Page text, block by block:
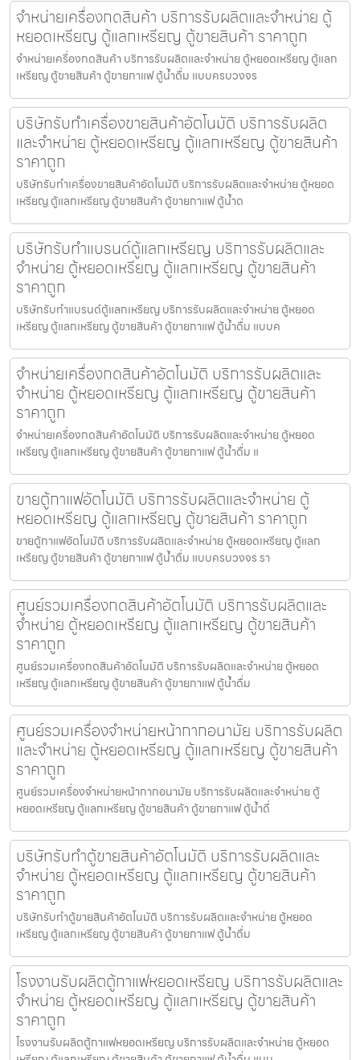
จำหน่ายเครื่องกดสินค้า บริการรับผลิตและจำหน่าย ตู้
หยอดเหรียญ ตู้แลกเหรียญ ตู้ขายสินค้า ราคาถูก
จำหน่ายเครื่องกดสินค้า บริการรับผลิตและจำหน่าย ตู้หยอดเหรียญ ตู้แลก
เหรียญ ตู้ขายสินค้า ตู้ขายกาแฟ ตู้น้ำดื่ม แบบครบวงจร
บริษัทรับทำเครื่องขายสินค้า​อัตโนมัติ บริการรับผลิต
และจำหน่าย ตู้หยอดเหรียญ ตู้แลกเหรียญ ตู้ขายสินค้า
ราคาถูก
บริษัทรับทำเครื่องขายสินค้า​อัตโนมัติ บริการรับผลิตและจำหน่าย ตู้หยอด
เหรียญ ตู้แลกเหรียญ ตู้ขายสินค้า ตู้ขายกาแฟ ตู้น้ำด
บริษัทรับทำแบรนด์ตู้แลกเหรียญ บริการรับผลิตและ
จำหน่าย ตู้หยอดเหรียญ ตู้แลกเหรียญ ตู้ขายสินค้า
ราคาถูก
บริษัทรับทำแบรนด์ตู้แลกเหรียญ บริการรับผลิตและจำหน่าย ตู้หยอด
เหรียญ ตู้แลกเหรียญ ตู้ขายสินค้า ตู้ขายกาแฟ ตู้น้ำดื่ม แบบค
จำหน่ายเครื่องกดสินค้า​อัตโนมัติ บริการรับผลิตและ
จำหน่าย ตู้หยอดเหรียญ ตู้แลกเหรียญ ตู้ขายสินค้า
ราคาถูก
จำหน่ายเครื่องกดสินค้า​อัตโนมัติ บริการรับผลิตและจำหน่าย ตู้หยอด
เหรียญ ตู้แลกเหรียญ ตู้ขายสินค้า ตู้ขายกาแฟ ตู้น้ำดื่ม แ
ขายตู้กาแฟ​อัตโนมัติ บริการรับผลิตและจำหน่าย ตู้
หยอดเหรียญ ตู้แลกเหรียญ ตู้ขายสินค้า ราคาถูก
ขายตู้กาแฟ​อัตโนมัติ บริการรับผลิตและจำหน่าย ตู้หยอดเหรียญ ตู้แลก
เหรียญ ตู้ขายสินค้า ตู้ขายกาแฟ ตู้น้ำดื่ม แบบครบวงจร รา
ศูนย์รวมเครื่องกดสินค้า​อัตโนมัติ บริการรับผลิตและ
จำหน่าย ตู้หยอดเหรียญ ตู้แลกเหรียญ ตู้ขายสินค้า
ราคาถูก
ศูนย์รวมเครื่องกดสินค้า​อัตโนมัติ บริการรับผลิตและจำหน่าย ตู้หยอด
เหรียญ ตู้แลกเหรียญ ตู้ขายสินค้า ตู้ขายกาแฟ ตู้น้ำดื่ม
ศูนย์รวมเครื่องจำหน่ายหน้ากากอนามัย บริการรับผลิต
และจำหน่าย ตู้หยอดเหรียญ ตู้แลกเหรียญ ตู้ขายสินค้า
ราคาถูก
ศูนย์รวมเครื่องจำหน่ายหน้ากากอนามัย บริการรับผลิตและจำหน่าย ตู้
หยอดเหรียญ ตู้แลกเหรียญ ตู้ขายสินค้า ตู้ขายกาแฟ ตู้น้ำดื่
บริษัทรับทำตู้ขายสินค้า​อัตโนมัติ บริการรับผลิตและ
จำหน่าย ตู้หยอดเหรียญ ตู้แลกเหรียญ ตู้ขายสินค้า
ราคาถูก
บริษัทรับทำตู้ขายสินค้า​อัตโนมัติ บริการรับผลิตและจำหน่าย ตู้หยอด
เหรียญ ตู้แลกเหรียญ ตู้ขายสินค้า ตู้ขายกาแฟ ตู้น้ำดื่ม
โรงงานรับผลิตตู้กาแฟหยอดเหรียญ บริการรับผลิตและ
จำหน่าย ตู้หยอดเหรียญ ตู้แลกเหรียญ ตู้ขายสินค้า
ราคาถูก
โรงงานรับผลิตตู้กาแฟหยอดเหรียญ บริการรับผลิตและจำหน่าย ตู้หยอด